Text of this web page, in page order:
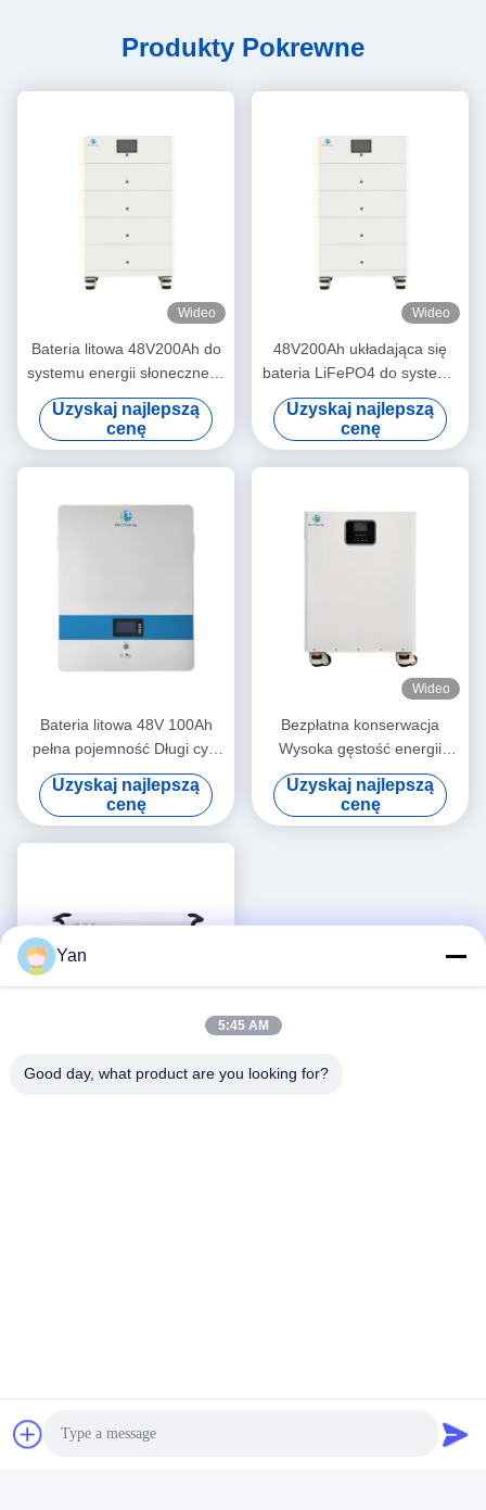
Produkty Pokrewne
Wideo
Bateria litowa 48V200Ah do
systemu energii słonecznej z
komunikacją RS485/CAN i
wskaźnikami LCD
Uzyskaj najlepszą
cenę
Wideo
48V200Ah układająca się
bateria LiFePO4 do systemu
energii słonecznej z
komunikacją RS485/CAN i
wskaźnikami LCD
Uzyskaj najlepszą
cenę
Bateria litowa 48V 100Ah
pełna pojemność Długi cykl
do magazynowania energii
Uzyskaj najlepszą
cenę
Wideo
Bezpłatna konserwacja
Wysoka gęstość energii
wszechstronność w jednym
magazynie energii dla domu
Uzyskaj najlepszą
cenę
Yan
5:45 AM
Good day, what product are you looking for?